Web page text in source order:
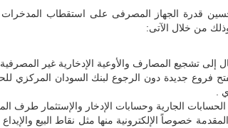
قدرة الجهاز المصرفى على استقطاب
من خلال الآتى:
تشجيع المصارف والأوعية الإدخارية غير
فروع جديدة دون الرجوع لبنك السودان
.
الجارية وحسابات الإدخار والإستثمار طرف
خصوصاً الإلكترونية منها مثل نقاط البيع